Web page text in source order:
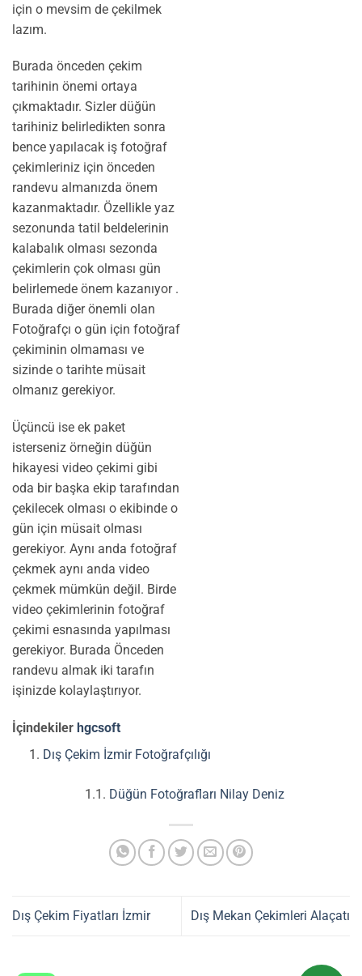
için o mevsim de çekilmek
lazım.
Burada önceden çekim
tarihinin önemi ortaya
çıkmaktadır. Sizler düğün
tarihiniz belirledikten sonra
bence yapılacak iş fotoğraf
çekimleriniz için önceden
randevu almanızda önem
kazanmaktadır. Özellikle yaz
sezonunda tatil beldelerinin
kalabalık olması sezonda
çekimlerin çok olması gün
belirlemede önem kazanıyor .
Burada diğer önemli olan
Fotoğrafçı o gün için fotoğraf
çekiminin olmaması ve
sizinde o tarihte müsait
olmanız gerekiyor.
Üçüncü ise ek paket
isterseniz örneğin düğün
hikayesi video çekimi gibi
oda bir başka ekip tarafından
çekilecek olması o ekibinde o
gün için müsait olması
gerekiyor. Aynı anda fotoğraf
çekmek aynı anda video
çekmek mümkün değil. Birde
video çekimlerinin fotoğraf
çekimi esnasında yapılması
gerekiyor. Burada Önceden
randevu almak iki tarafın
işinizde kolaylaştırıyor.
İçindekiler hgcsoft
Dış Çekim İzmir Fotoğrafçılığı
Düğün Fotoğrafları Nilay Deniz
Dış Çekim Fiyatları İzmir Dış Mekan Çekimleri Alaçatı